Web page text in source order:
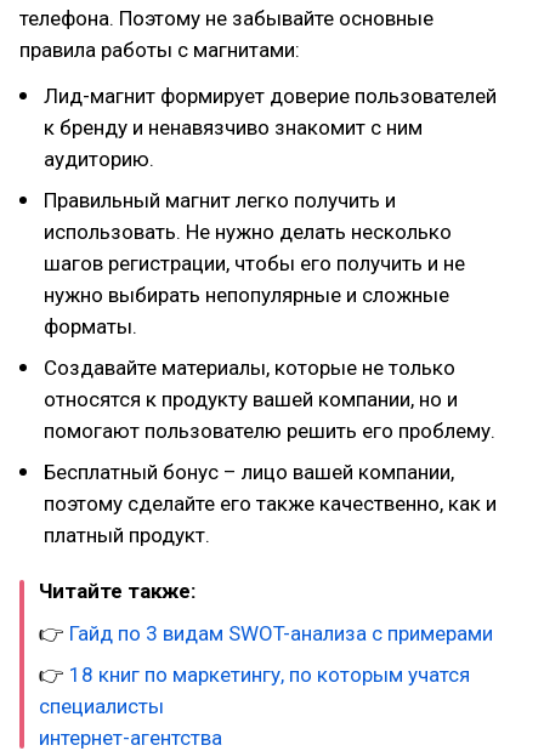
телефона. Поэтому не забывайте основные
правила работы с магнитами:
Лид-магнит формирует доверие пользователей
к бренду и ненавязчиво знакомит с ним
аудиторию.
Правильный магнит легко получить и
использовать. Не нужно делать несколько
шагов регистрации, чтобы его получить и не
нужно выбирать непопулярные и сложные
форматы.
Создавайте материалы, которые не только
относятся к продукту вашей компании, но и
помогают пользователю решить его проблему.
Бесплатный бонус – лицо вашей компании,
поэтому сделайте его также качественно, как и
платный продукт.
Читайте также:
👉 Гайд по 3 видам SWOT-анализа с примерами
👉 18 книг по маркетингу, по которым учатся
специалисты
интернет-агентства